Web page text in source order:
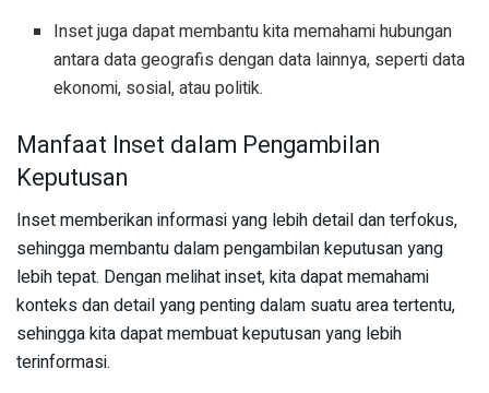
Inset juga dapat membantu kita memahami hubungan
antara data geografis dengan data lainnya, seperti data
ekonomi, sosial, atau politik.
Manfaat Inset dalam Pengambilan
Keputusan
Inset memberikan informasi yang lebih detail dan terfokus,
sehingga membantu dalam pengambilan keputusan yang
lebih tepat. Dengan melihat inset, kita dapat memahami
konteks dan detail yang penting dalam suatu area tertentu,
sehingga kita dapat membuat keputusan yang lebih
terinformasi.